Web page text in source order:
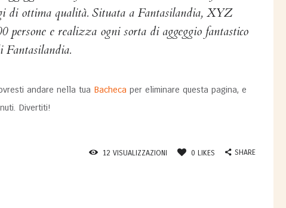
di ottima qualità. Situata a Fantasilandia, XYZ
persone e realizza ogni sorta di aggeggio fantastico
Fantasilandia.
andare nella tua Bacheca per eliminare questa pagina, e
Divertiti!
12 VISUALIZZAZIONI 0 LIKES SHARE